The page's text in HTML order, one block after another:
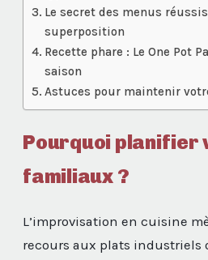
Le secret des menus
superposition
Recette phare : Le One Pot
saison
Astuces pour maintenir
Pourquoi planifier
familiaux ?
L’improvisation en cuisine
recours aux plats industriels